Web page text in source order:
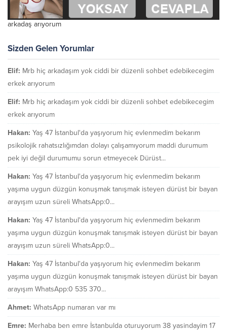
arkadaş arıyorum
Sizden Gelen Yorumlar
Elif: Mrb hiç arkadaşım yok ciddi bir düzenli sohbet edebikecegim
erkek arıyorum
Elif: Mrb hiç arkadaşım yok ciddi bir düzenli sohbet edebikecegim
erkek arıyorum
Hakan: Yaş 47 İstanbul'da yaşıyorum hiç evlenmedim bekarım
psikolojik rahatsızlığımdan dolayı çalışamıyorum maddi durumum
pek iyi değil durumumu sorun etmeyecek Dürüst...
Hakan: Yaş 47 İstanbul'da yaşıyorum hiç evlenmedim bekarım
yaşıma uygun düzgün konuşmak tanışmak isteyen dürüst bir bayan
arayışım uzun süreli WhatsApp:0...
Hakan: Yaş 47 İstanbul'da yaşıyorum hiç evlenmedim bekarım
yaşıma uygun düzgün konuşmak tanışmak isteyen dürüst bir bayan
arayışım uzun süreli WhatsApp:0...
Hakan: Yaş 47 İstanbul'da yaşıyorum hiç evlenmedim bekarım
yaşıma uygun düzgün konuşmak tanışmak isteyen dürüst bir bayan
arayışım WhatsApp:0 535 370...
Ahmet: WhatsApp numaran var mı
Emre: Merhaba ben emre İstanbulda oturuyorum 38 yasindayim 17